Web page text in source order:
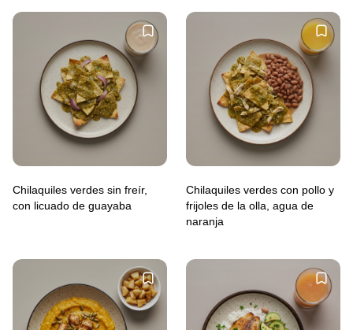
Chilaquiles verdes sin freír,
con licuado de guayaba
Chilaquiles verdes con pollo y
frijoles de la olla, agua de
naranja